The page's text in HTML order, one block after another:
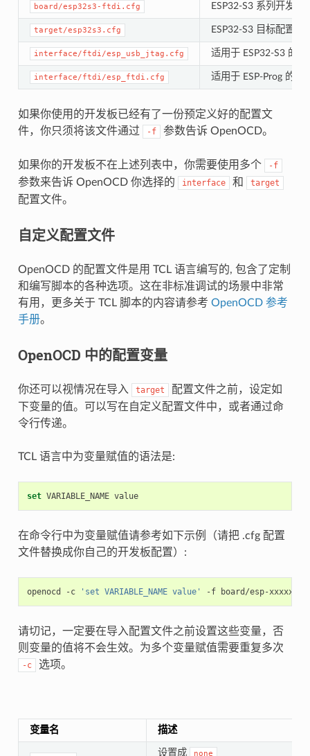
board/esp32s3-ftdi.cfg ESP32-S3 系列开发
target/esp32s3.cfg ESP32-S3 目标配置
interface/ftdi/esp_usb_jtag.cfg 适用于 ESP32-S3 的
interface/ftdi/esp_ftdi.cfg 适用于 ESP-Prog 的
如果你使用的开发板已经有了一份预定义好的配置文
件，你只须将该文件通过
-f 参数告诉 OpenOCD。
如果你的开发板不在上述列表中，你需要使用多个 -f
参数来告诉 OpenOCD 你选择的 interface 和 target
配置文件。
自定义配置文件
OpenOCD 的配置文件是用 TCL 语言编写的, 包含了定制
和编写脚本的各种选项。这在非标准调试的场景中非常
有用，更多关于 TCL 脚本的内容请参考 OpenOCD 参考
手册。
OpenOCD 中的配置变量
你还可以视情况在导入 target
配置文件之前，设定如
下变量的值。可以写在自定义配置文件中，或者通过命
令行传递。
TCL 语言中为变量赋值的语法是:
set VARIABLE_NAME value
在命令行中为变量赋值请参考如下示例（请把 .cfg 配置
文件替换成你自己的开发板配置）:
openocd -c 'set VARIABLE_NAME value'
请切记，一定要在导入配置文件之前设置这些变量，否
则变量的值将不会生效。为多个变量赋值需要重复多次
-c 选项。
变量名 描述
设置成 none